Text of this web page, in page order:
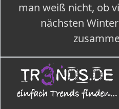
man weiß nicht, ob
nächsten